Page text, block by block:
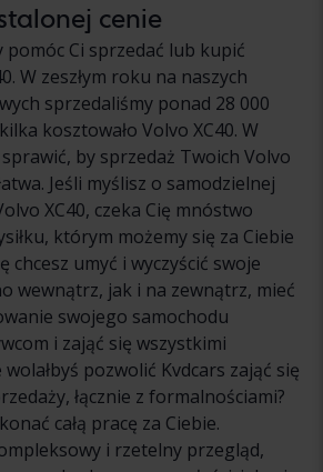
cenie
pomóc Ci sprzedać lub kupić
W zeszłym roku na naszych
sprzedaliśmy ponad 28 000
kosztowało Volvo XC40. W
by sprzedaż Twoich Volvo
Jeśli myślisz o samodzielnej
XC40, czeka Cię mnóstwo
którym możemy się za Ciebie
chcesz umyć i wyczyścić swoje
wewnątrz, jak i na zewnątrz, mieć
swojego samochodu
i zająć się wszystkimi
pozwolić Kvdcars zająć się
łącznie z formalnościami?
całą pracę za Ciebie.
i rzetelny przegląd,